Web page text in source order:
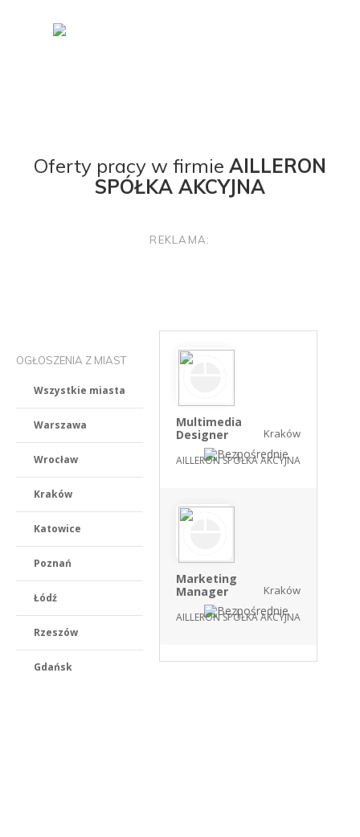
Oferty pracy w firmie AILLERON
SPÓŁKA AKCYJNA
REKLAMA:
OGŁOSZENIA Z MIAST
Wszystkie miasta
Warszawa
Wrocław
Kraków
Katowice
Poznań
Łódź
Rzeszów
Gdańsk
Multimedia
Designer
AILLERON SPÓŁKA AKCYJNA
Kraków
Marketing
Manager
AILLERON SPÓŁKA AKCYJNA
Kraków